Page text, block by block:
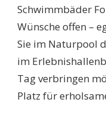
Schwimmbäder
Wünsche offen –
Sie im Naturpool
im
Tag verbringen
Platz für